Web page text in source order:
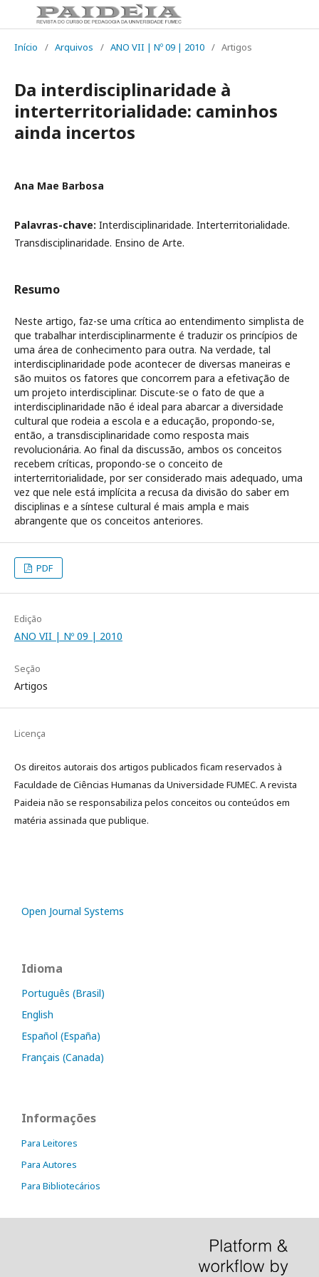
Início / Arquivos / ANO VII | Nº 09 | 2010 / Artigos
Da interdisciplinaridade à
interterritorialidade: caminhos
ainda incertos
Ana Mae Barbosa
Palavras-chave: Interdisciplinaridade. Interterritorialidade.
Transdisciplinaridade. Ensino de Arte.
Resumo
Neste artigo, faz-se uma crítica ao entendimento simplista de
que trabalhar interdisciplinarmente é traduzir os princípios de
uma área de conhecimento para outra. Na verdade, tal
interdisciplinaridade pode acontecer de diversas maneiras e
são muitos os fatores que concorrem para a efetivação de
um projeto interdisciplinar. Discute-se o fato de que a
interdisciplinaridade não é ideal para abarcar a diversidade
cultural que rodeia a escola e a educação, propondo-se,
então, a transdisciplinaridade como resposta mais
revolucionária. Ao final da discussão, ambos os conceitos
recebem críticas, propondo-se o conceito de
interterritorialidade, por ser considerado mais adequado, uma
vez que nele está implícita a recusa da divisão do saber em
disciplinas e a síntese cultural é mais ampla e mais
abrangente que os conceitos anteriores.
PDF
Edição
ANO VII | Nº 09 | 2010
Seção
Artigos
Licença
Os direitos autorais dos artigos publicados ficam reservados à
Faculdade de Ciências Humanas da Universidade FUMEC. A revista
Paideia não se responsabiliza pelos conceitos ou conteúdos em
matéria assinada que publique.
Open Journal Systems
Idioma
Português (Brasil)
English
Español (España)
Français (Canada)
Informações
Para Leitores
Para Autores
Para Bibliotecários